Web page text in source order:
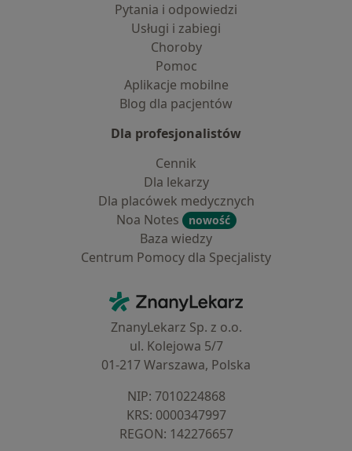
Pytania i odpowiedzi
Usługi i zabiegi
Choroby
Pomoc
Aplikacje mobilne
Blog dla pacjentów
Dla profesjonalistów
Cennik
Dla lekarzy
Dla placówek medycznych
Noa Notes
nowość
Baza wiedzy
Centrum Pomocy dla Specjalisty
ZnanyLekarz - Strona główna
ZnanyLekarz Sp. z o.o.
ul. Kolejowa 5/7
01-217 Warszawa, Polska
NIP: ⁠7010224868
KRS: ⁠0000347997
REGON: ⁠142276657